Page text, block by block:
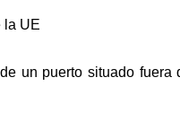
la UE
un puerto situado